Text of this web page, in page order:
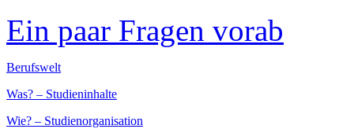
Ein paar Fragen vorab
Berufswelt
Was? – Studieninhalte
Wie? – Studienorganisation